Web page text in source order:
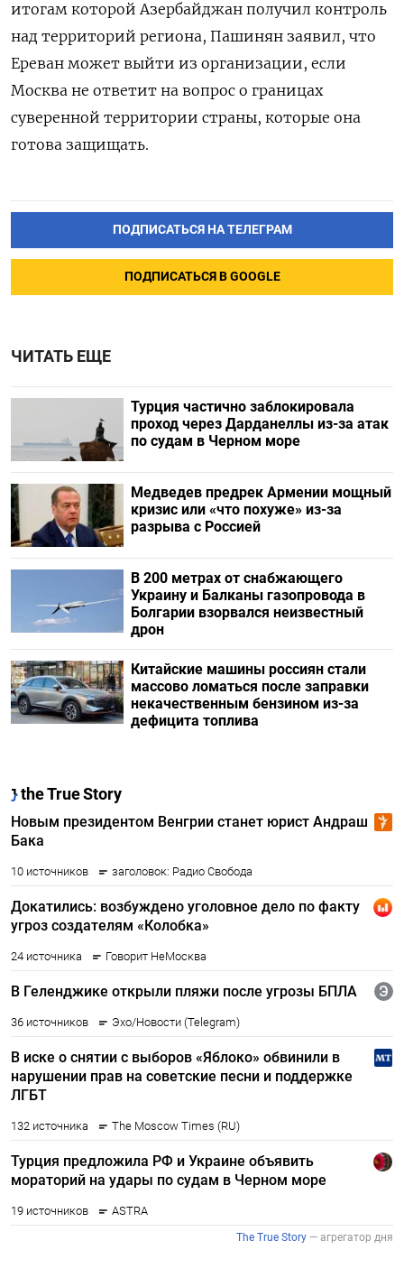
итогам которой Азербайджан получил контроль
над территорий региона, Пашинян заявил, что
Ереван может выйти из организации, если
Москва не ответит на вопрос о границах
суверенной территории страны, которые она
готова защищать.
ПОДПИСАТЬСЯ НА ТЕЛЕГРАМ
ПОДПИСАТЬСЯ В GOOGLE
ЧИТАТЬ ЕЩЕ
Турция частично заблокировала
проход через Дарданеллы из-за атак
по судам в Черном море
Медведев предрек Армении мощный
кризис или «что похуже» из-за
разрыва с Россией
В 200 метрах от снабжающего
Украину и Балканы газопровода в
Болгарии взорвался неизвестный
дрон
Китайские машины россиян стали
массово ломаться после заправки
некачественным бензином из-за
дефицита топлива